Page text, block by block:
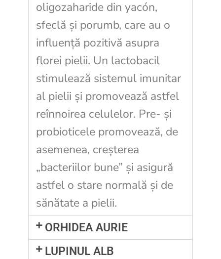
oligozaharide din yacón,
sfeclă și porumb, care au o
influență pozitivă asupra
florei pielii. Un lactobacil
stimulează sistemul imunitar
al pielii și promovează astfel
reînnoirea celulelor. Pre- și
probioticele promovează, de
asemenea, creșterea
„bacteriilor bune” și asigură
astfel o stare normală și de
sănătate a pielii.
ORHIDEA AURIE
LUPINUL ALB